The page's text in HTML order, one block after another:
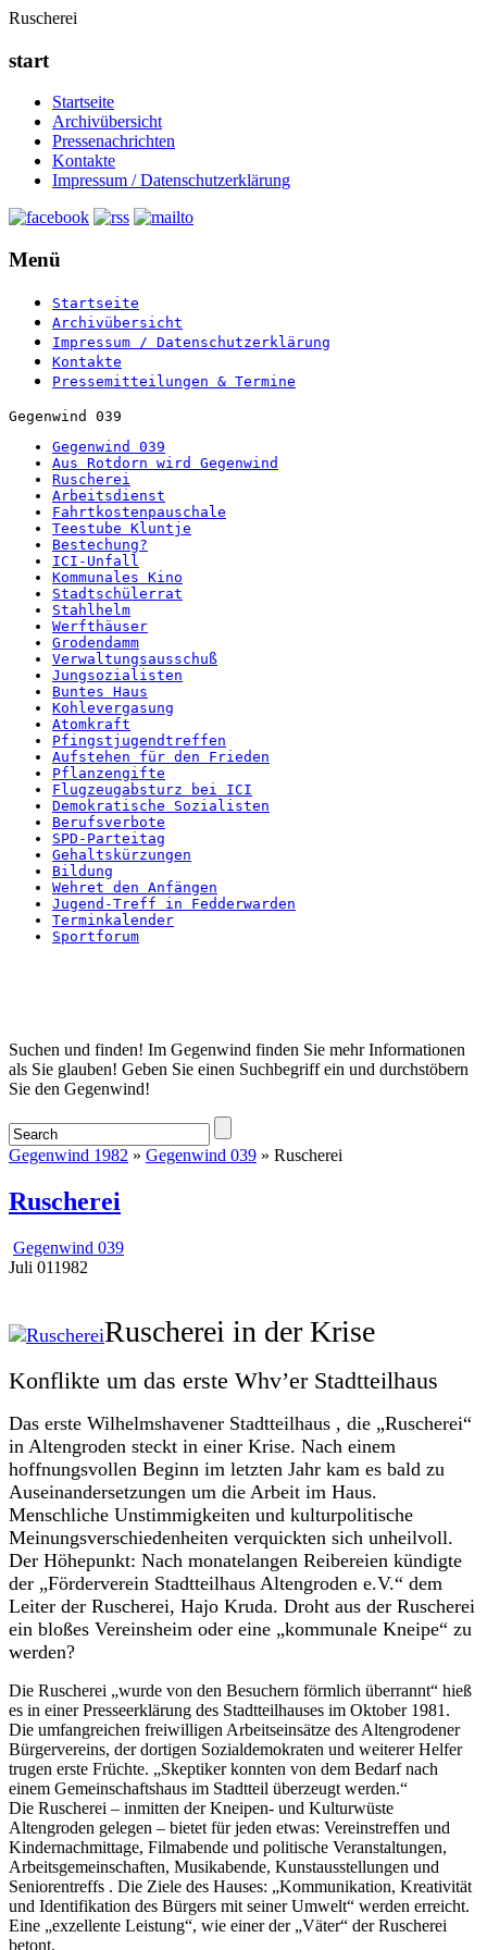
Ruscherei
start
Startseite
Archivübersicht
Pressenachrichten
Kontakte
Impressum / Datenschutzerklärung
Menü
Startseite
Archivübersicht
Impressum / Datenschutzerklärung
Kontakte
Pressemitteilungen & Termine
Gegenwind 039
Gegenwind 039
Aus Rotdorn wird Gegenwind
Ruscherei
Arbeitsdienst
Fahrtkostenpauschale
Teestube Kluntje
Bestechung?
ICI-Unfall
Kommunales Kino
Stadtschülerrat
Stahlhelm
Werfthäuser
Grodendamm
Verwaltungsausschuß
Jungsozialisten
Buntes Haus
Kohlevergasung
Atomkraft
Pfingstjugendtreffen
Aufstehen für den Frieden
Pflanzengifte
Flugzeugabsturz bei ICI
Demokratische Sozialisten
Berufsverbote
SPD-Parteitag
Gehaltskürzungen
Bildung
Wehret den Anfängen
Jugend-Treff in Fedderwarden
Terminkalender
Sportforum
Startseite
Suchen und finden! Im Gegenwind finden Sie mehr Informationen
als Sie glauben! Geben Sie einen Suchbegriff ein und durchstöbern
Sie den Gegenwind!
Gegenwind 1982 » Gegenwind 039 » Ruscherei
Ruscherei
Gegenwind 039
Juli 011982
Ruscherei in der Krise
Konflikte um das erste Whv’er Stadtteilhaus
Das erste Wilhelmshavener Stadtteilhaus , die „Ruscherei“
in Altengroden steckt in einer Krise. Nach einem
hoffnungsvollen Beginn im letzten Jahr kam es bald zu
Auseinandersetzungen um die Arbeit im Haus.
Menschliche Unstimmigkeiten und kulturpolitische
Meinungsverschiedenheiten verquickten sich unheilvoll.
Der Höhepunkt: Nach monatelangen Reibereien kündigte
der „Förderverein Stadtteilhaus Altengroden e.V.“ dem
Leiter der Ruscherei, Hajo Kruda. Droht aus der Ruscherei
ein bloßes Vereinsheim oder eine „kommunale Kneipe“ zu
werden?
Die Ruscherei „wurde von den Besuchern förmlich überrannt“ hieß
es in einer Presseerklärung des Stadtteilhauses im Oktober 1981.
Die umfangreichen freiwilligen Arbeitseinsätze des Altengrodener
Bürgervereins, der dortigen Sozialdemokraten und weiterer Helfer
trugen erste Früchte. „Skeptiker konnten von dem Bedarf nach
einem Gemeinschaftshaus im Stadtteil überzeugt werden.“
Die Ruscherei – inmitten der Kneipen- und Kulturwüste
Altengroden gelegen – bietet für jeden etwas: Vereinstreffen und
Kindernachmittage, Filmabende und politische Veranstaltungen,
Arbeitsgemeinschaften, Musikabende, Kunstausstellungen und
Seniorentreffs . Die Ziele des Hauses: „Kommunikation, Kreativität
und Identifikation des Bürgers mit seiner Umwelt“ werden erreicht.
Eine „exzellente Leistung“, wie einer der „Väter“ der Ruscherei
betont.